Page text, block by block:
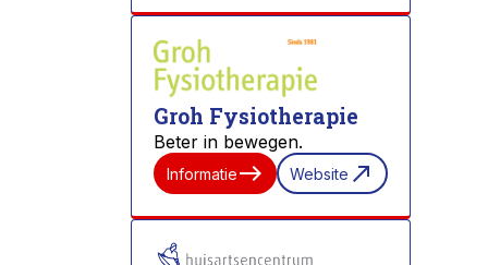
Groh Fysiotherapie
Beter in bewegen.
Informatieeast Website north_east